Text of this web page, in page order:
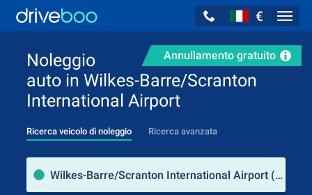
€
Annullamento gratuito
Noleggio
auto in Wilkes-Barre/Scranton
International Airport
Ricerca veicolo di noleggio Ricerca avanzata
Wilkes-Barre/Scranton International Airport (Pennsylvania / Stati Uniti d'America)